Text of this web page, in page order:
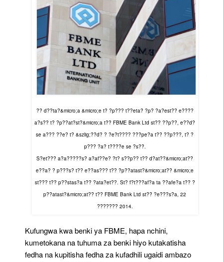
?? d??ta?&micro;a &micro;e t? ?p??? t??eta? ?p? ?a?est?? e????
a?s?? t? ?p??at?st?&micro;a t?? FBME Bank Ltd st?? ??p??, e??d?
se a??? ??e? t? &szlig;??d? ? ?e?t???? ???pe?a t?? ??p???, t? ?
p??? ?a? t????e se ?s??.
S?et??? a?a?????s? a?af??e? ?t? s??p?? t?? d?at??&micro;at??
e??a? ? p???s? t?? e??as??? t?? ?p??atast?&micro;at?? &micro;e
st??? t?? p??stas?a t?? ?ata?et??. St? f?t???af?a ta ??afe?a t?? ?
p??atast?&micro;at?? t?? FBME Bank Ltd st?? ?e???s?a, 22
??????? 2014.
Kufungwa kwa benki ya FBME, hapa nchini,
kumetokana na tuhuma za benki hiyo kutakatisha
fedha na kupitisha fedha za kufadhili ugaidi ambazo